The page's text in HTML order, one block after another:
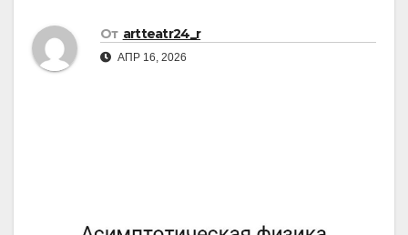
От artteatr24_r
АПР 16, 2026